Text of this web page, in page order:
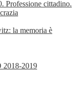
Professione cittadino.
la memoria è
2019